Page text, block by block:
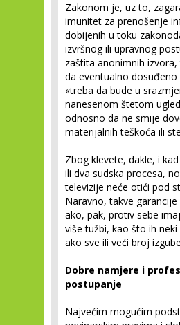
Zakonom je, uz to,
imunitet za prenošenje
dobijenih u toku
izvršnog ili upravnog
zaštita anonimnih
da eventualno
«treba da bude u
nanesenom štetom
odnosno da ne smije
materijalnih teškoća ili
Zbog klevete, dakle, i
ili dva sudska procesa,
televizije neće otići pod
Naravno, takve garancije
ako, pak, protiv sebe
više tužbi, kao što ih
ako sve ili veći broj
Dobre namjere i
postupanje
Najvećim mogućim